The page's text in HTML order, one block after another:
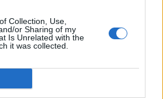
Collection, Use,
or Sharing of my
Is Unrelated with the
it was collected.
Πιπίνη, που κυκλοφορεί
επιχειρεί να φωτίσει
της σύγχρονης ιστορίας της
Ιδιαίτερη έμφαση δίνεται